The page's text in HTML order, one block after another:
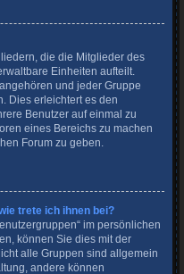
die die Mitglieder des
Einheiten aufteilt.
und jeder Gruppe
Dies erleichtert es den
Benutzer auf einmal zu
eines Bereichs zu machen
Forum zu geben.
trete ich ihnen bei?
im persönlichen
können Sie dies mit der
alle Gruppen sind allgemein
andere können